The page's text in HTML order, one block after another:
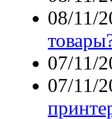
08/11/
07/11/
07/11/